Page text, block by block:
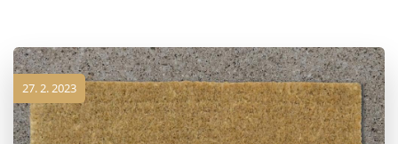
27. 2. 2023